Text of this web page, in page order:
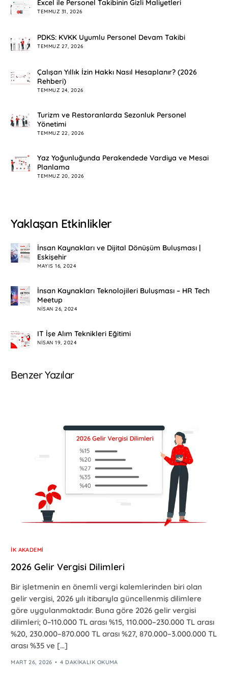
Excel ile Personel Takibinin Gizli Maliyetleri
TEMMUZ 31, 2026
PDKS: KVKK Uyumlu Personel Devam Takibi
TEMMUZ 27, 2026
Çalışan Yıllık İzin Hakkı Nasıl Hesaplanır? (2026
Rehberi)
TEMMUZ 24, 2026
Turizm ve Restoranlarda Sezonluk Personel
Yönetimi
TEMMUZ 22, 2026
Yaz Yoğunluğunda Perakendede Vardiya ve Mesai
Planlama
TEMMUZ 20, 2026
Yaklaşan Etkinlikler
İnsan Kaynakları ve Dijital Dönüşüm Buluşması |
Eskişehir
MAYIS 16, 2024
İnsan Kaynakları Teknolojileri Buluşması – HR Tech
Meetup
NISAN 26, 2024
IT İşe Alım Teknikleri Eğitimi
NISAN 19, 2024
Benzer Yazılar
İK AKADEMI
2026 Gelir Vergisi Dilimleri
Bir işletmenin en önemli vergi kalemlerinden biri olan
gelir vergisi, 2026 yılı itibarıyla güncellenmiş dilimlere
göre uygulanmaktadır. Buna göre 2026 gelir vergisi
dilimleri; 0–110.000 TL arası %15, 110.000–230.000 TL arası
%20, 230.000–870.000 TL arası %27, 870.000–3.000.000 TL
arası %35 ve […]
MART 26, 2026 4 DAKIKALIK OKUMA